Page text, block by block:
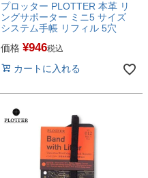
プロッター PLOTTER 本革 リ
ングサポーター ミニ5 サイズ
システム手帳 リフィル 5穴
価格 ¥946税込
カートに入れる